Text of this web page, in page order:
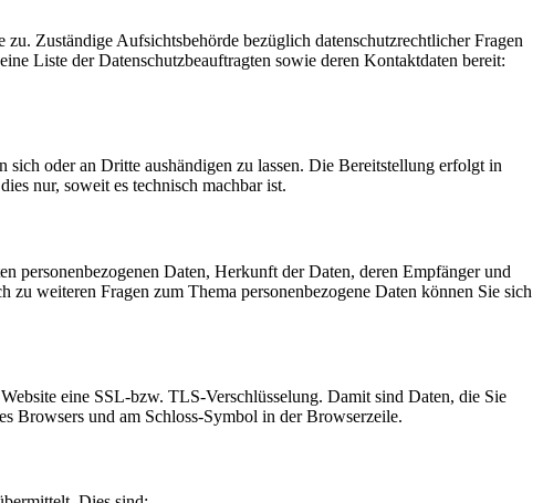
Zuständige Aufsichtsbehörde bezüglich datenschutzrechtlicher Fragen
Liste der Datenschutzbeauftragten sowie deren Kontaktdaten bereit:
oder an Dritte aushändigen zu lassen. Die Bereitstellung erfolgt in
nur, soweit es technisch machbar ist.
personenbezogenen Daten, Herkunft der Daten, deren Empfänger und
weiteren Fragen zum Thema personenbezogene Daten können Sie sich
eine SSL-bzw. TLS-Verschlüsselung. Damit sind Daten, die Sie
Browsers und am Schloss-Symbol in der Browserzeile.